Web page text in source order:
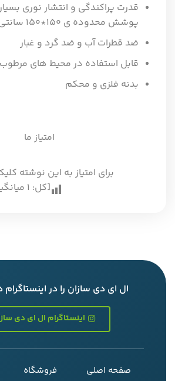
قدرت پراکندگی و انتشار نوری
پوشش محدوده ی ۱۵۰*۱۵۰ سانتی متر
ضد قطرات آب و ضد گرد و غبار
قابل استفاده در محیط های مرطوب
بدنه فلزی و محکم
امتیاز ما
برای امتیاز به این نوشته
[کل: 1
ال ای دی سازان را در اینستاگرام
اینستاگرام ال ای دی
صفحه اصلی فروشگاه